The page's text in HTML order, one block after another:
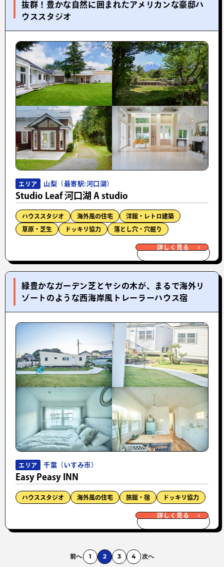
抜群！豊かな自然に囲まれたアメリカンな豪邸ハ
ウススタジオ
エリア 山梨（最寄駅:河口湖）
Studio Leaf 河口湖 A studio
ハウススタジオ 海外風の住宅 洋館・レトロ建築
草原・芝生 ドッキリ協力 落とし穴・穴掘り
詳しく見る
緑豊かなガーデン芝とヤシの木が、まるで海外リ
ゾートのような西海岸風トレーラーハウス宿
エリア 千葉（いすみ市）
Easy Peasy INN
ハウススタジオ 海外風の住宅 旅館・宿 ドッキリ協力
詳しく見る
前へ 1 2 3 4 次へ